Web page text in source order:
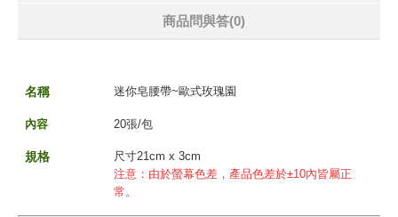
商品問與答(0)
名稱 迷你皂腰帶~歐式玫瑰園
內容 20張/包
規格
尺寸21cm x 3cm
注意：由於螢幕色差，產品色差於±10內皆屬正
常。